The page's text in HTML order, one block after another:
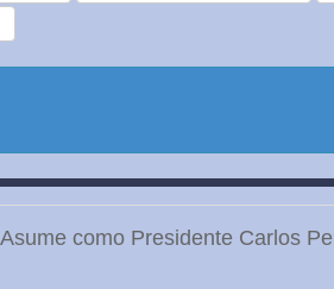
Asume como Presidente Carlos